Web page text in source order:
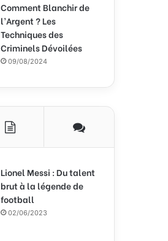
Comment Blanchir de
l’Argent ? Les
Techniques des
Criminels Dévoilées
09/08/2024
Lionel Messi : Du talent
brut à la légende de
football
02/06/2023